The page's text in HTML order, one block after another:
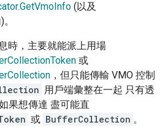
(以及
時，主要就能派上用場
或
，但只能傳輸 VMO 控制
用戶端彙整在一起 只有透
果想傳達 盡可能直
或 BufferCollection 。